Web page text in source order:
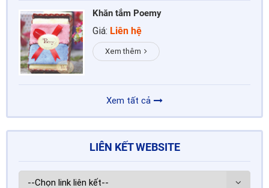
Khăn tắm Poemy
Giá: Liên hệ
Xem thêm
Xem tất cả
LIÊN KẾT WEBSITE